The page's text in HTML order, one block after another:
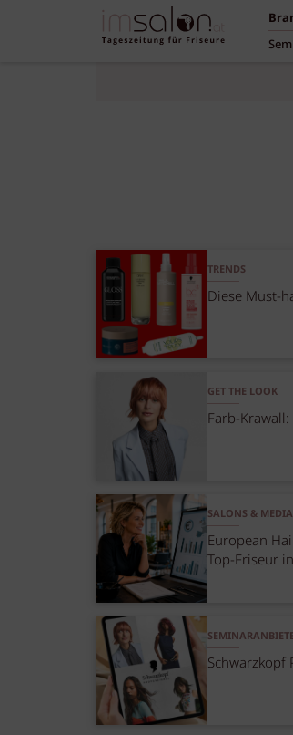
TRENDS
Diese Must-
GET THE LOOK
Farb-
SALONS & MEDIA
European
Top-Friseur
Schwarzkopf